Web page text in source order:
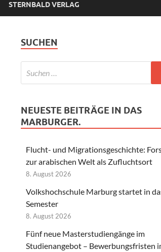
STERNBALD VERLAG
SUCHEN
NEUESTE BEITRÄGE IN DAS
MARBURGER.
Flucht- und Migrationsgeschichte:
zur arabischen Welt als Zufluchtsort
8. August 2026
Volkshochschule Marburg startet in
Semester
8. August 2026
Fünf neue Masterstudiengänge im
Studienangebot – Bewerbungsfristen